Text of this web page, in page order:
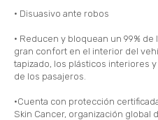
• Disuasivo ante robos
• Reducen y bloquean un 99% de
gran confort en el interior del
tapizado, los plásticos interiores
de los pasajeros.
•Cuenta con protección
Skin Cancer, organización global